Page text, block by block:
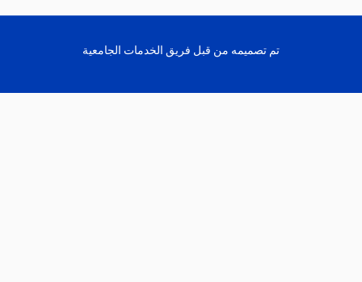
تم تصميمه من قبل فريق الخدمات الجامعية